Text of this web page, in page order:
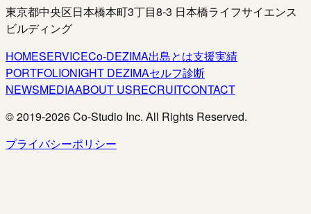
東京都中央区日本橋本町3丁目8-3 日本橋ライフサイエンス
ビルディング
HOMESERVICECo-DEZIMA出島とは支援実績
PORTFOLIONIGHT DEZIMAセルフ診断
NEWSMEDIAABOUT USRECRUITCONTACT
© 2019-2026Co-Studio Inc. All Rights Reserved.
プライバシーポリシー